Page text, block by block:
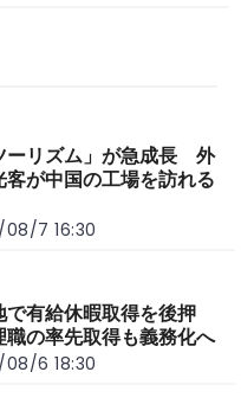
ーリズム」が急成長 外
客が中国の工場を訪れる
7 16:30
で有給休暇取得を後押
の率先取得も義務化へ
6 18:30